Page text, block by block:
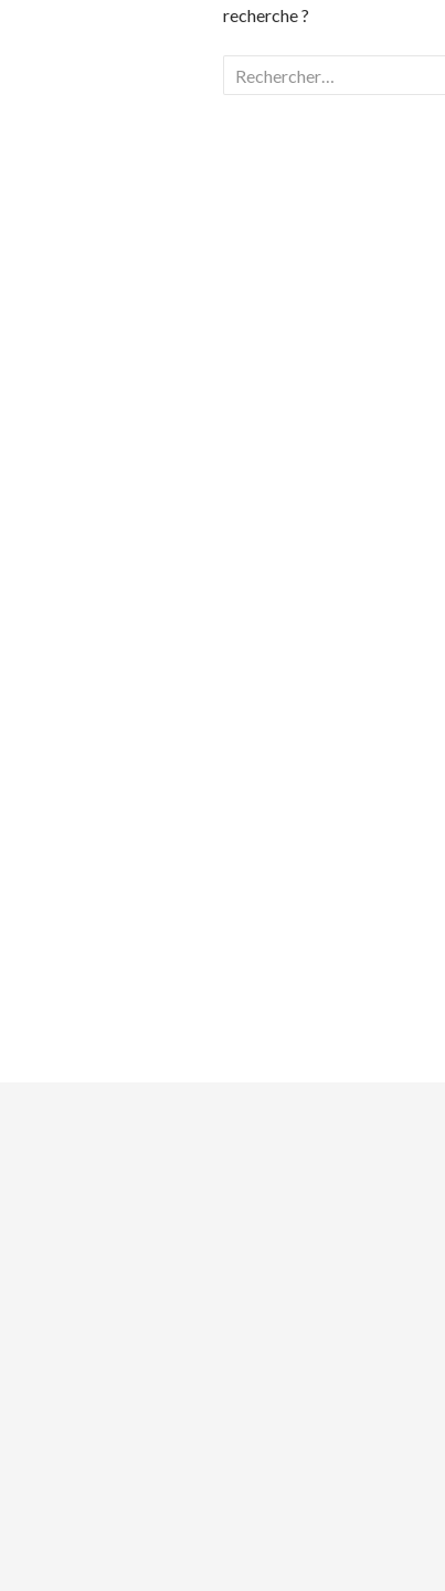
recherche ?
Rechercher :